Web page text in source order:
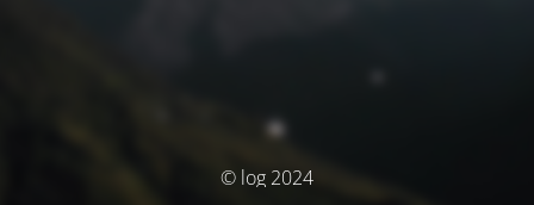
© log 2024